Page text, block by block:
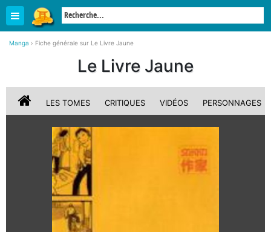
Manga › Fiche générale sur Le Livre Jaune
Le Livre Jaune
LES TOMES CRITIQUES VIDÉOS PERSONNAGES